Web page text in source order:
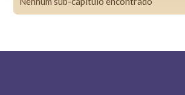
Carta 2 aos Fieis